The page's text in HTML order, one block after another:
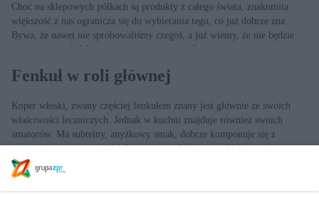
Choć na sklepowych półkach są produkty z całego świata, znakomita
większość z nas ogranicza się do wybierania tego, co już dobrze zna.
Bywa, że nawet nie spróbowaliśmy czegoś, a już wiemy, że nie będzie
nam smakować. Jak otworzyć się na nowości?
Fenkuł w roli głównej
Koper włoski, zwany częściej fenkułem znany jest głównie ze swoich
właściwości leczniczych. Jednak w kuchni znajduje również swoich
amatorów. Ma subtelny, anyżkowy smak, dobrze komponuje się z
owocami cytrusowymi i jabłkami oraz z delikatnym, białym mięsem.
Makaron na każdy dzień tygodnia